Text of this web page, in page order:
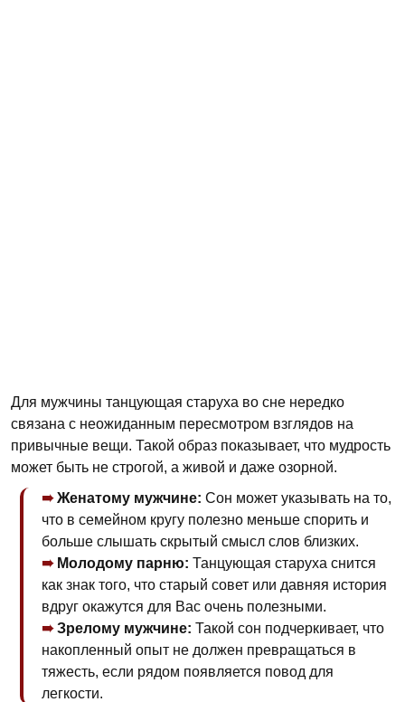
Для мужчины танцующая старуха во сне нередко
связана с неожиданным пересмотром взглядов на
привычные вещи. Такой образ показывает, что мудрость
может быть не строгой, а живой и даже озорной.
Женатому мужчине: Сон может указывать на то,
что в семейном кругу полезно меньше спорить и
больше слышать скрытый смысл слов близких.
Молодому парню: Танцующая старуха снится
как знак того, что старый совет или давняя история
вдруг окажутся для Вас очень полезными.
Зрелому мужчине: Такой сон подчеркивает, что
накопленный опыт не должен превращаться в
тяжесть, если рядом появляется повод для
легкости.